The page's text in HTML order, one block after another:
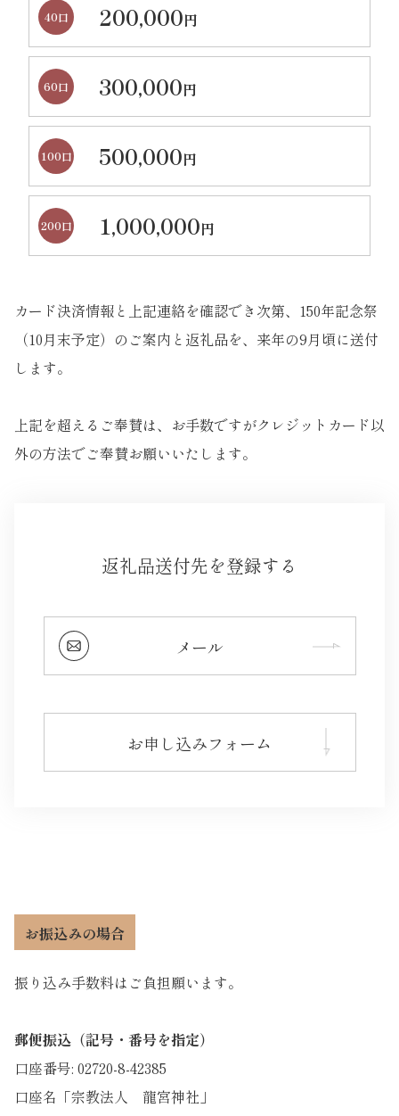
40口 200,000円
60口 300,000円
100口 500,000円
200口 1,000,000円
カード決済情報と上記連絡を確認でき次第、150年記念祭
（10月末予定）のご案内と返礼品を、来年の9月頃に送付
します。
上記を超えるご奉賛は、お手数ですがクレジットカード以
外の方法でご奉賛お願いいたします。
返礼品送付先を登録する
メール
お申し込みフォーム
お振込みの場合
振り込み手数料はご負担願います。
郵便振込（記号・番号を指定）
口座番号: 02720-8-42385
口座名「宗教法人 龍宮神社」